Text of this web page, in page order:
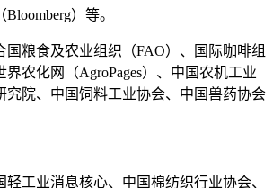
Bloomberg）等。
粮食及农业组织（FAO）、国际咖啡组
农化网（AgroPages）、中国农机工业
究院、中国饲料工业协会、中国兽药协会
业消息核心、中国棉纺织行业协会、